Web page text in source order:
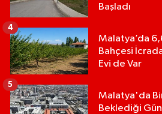
Başladı
Malatya’da
Bahçesi
Evi de Var
4
Malatya'da
Beklediği
5